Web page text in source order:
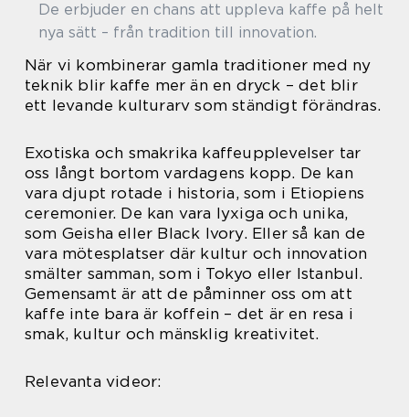
De erbjuder en chans att uppleva kaffe på helt
nya sätt – från tradition till innovation.
När vi kombinerar gamla traditioner med ny
teknik blir kaffe mer än en dryck – det blir
ett levande kulturarv som ständigt förändras.
Exotiska och smakrika kaffeupplevelser tar
oss långt bortom vardagens kopp. De kan
vara djupt rotade i historia, som i Etiopiens
ceremonier. De kan vara lyxiga och unika,
som Geisha eller Black Ivory. Eller så kan de
vara mötesplatser där kultur och innovation
smälter samman, som i Tokyo eller Istanbul.
Gemensamt är att de påminner oss om att
kaffe inte bara är koffein – det är en resa i
smak, kultur och mänsklig kreativitet.
Relevanta videor: